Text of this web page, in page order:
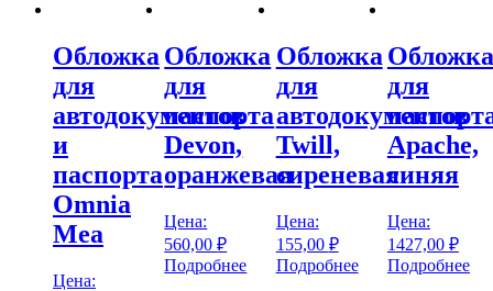
Обложка
для
автодокументов
и
паспорта
Omnia
Mea
Цена:
Обложка
для
паспорта
Devon,
оранжевая
Цена:
560,00₽
Подробнее
Обложка
для
автодокументов
Twill,
сиреневая
Цена:
155,00 ₽
Подробнее
Обложка
для
Apache,
синяя
Цена:
1427,00 ₽
Подробнее